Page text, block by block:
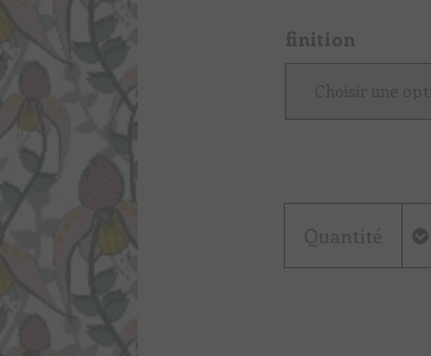
finition
Quantité